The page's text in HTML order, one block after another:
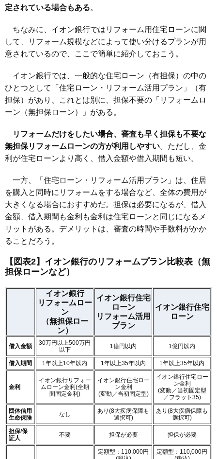
定されている場合もある。
ちなみに、イオン銀行ではリフォーム用住宅ローンに関
して、リフォーム規模などによって使い分けるプランが用
意されているので、ここで簡単に紹介しておこう。
イオン銀行では、一般的な住宅ローン（有担保）の中の
ひとつとして「住宅ローン・リフォーム活用プラン」（有
担保）があり、これとは別に、担保不要の「リフォームロ
ーン（無担保ローン）」がある。
リフォームだけをしたい場合、審査も早く担保も不要な
無担保リフォームローンの方が利用しやすい。ただし、金
利が住宅ローンより高く、借入金額や借入期間も短い。
一方、「住宅ローン・リフォーム活用プラン」は、住居
を購入と同時にリフォームをする場合など、全体の費用が
大きくなる場合におすすめだ。担保は必要になるが、借入
金額、借入期間も金利も金利は住宅ローンと同じになるメ
リットがある。デメリットは、審査の時間や手数料がかか
ることだろう。
【図表2】イオン銀行のリフォームプラン比較表（無
担保ローンなど）
イオン銀行
リフォームロー
ン
（無担保ロー
ン）
イオン銀行住宅
ローン
リフォーム活用
プラン
イオン銀行住宅
ローン
借入金額
30万円以上500万円
以下
1億円以内 1億円以内
借入期間 1年以上10年以内 1年以上35年以内 1年以上35年以内
金利
イオン銀行リフォー
ムローン金利(全期
間固定金利)
イオン銀行住宅ロー
ン金利
(変動／当初固定型)
イオン銀行住宅ロー
ン金利
(変動／当初固定型
／フラット35)
団体信用
生命保険
なし
あり(8大疾病保障も
選択可)
あり(8大疾病保障も
選択可)
担保/保
証人
不要 担保が必要 担保が必要
定額型：110,000円
定額型：110,000円